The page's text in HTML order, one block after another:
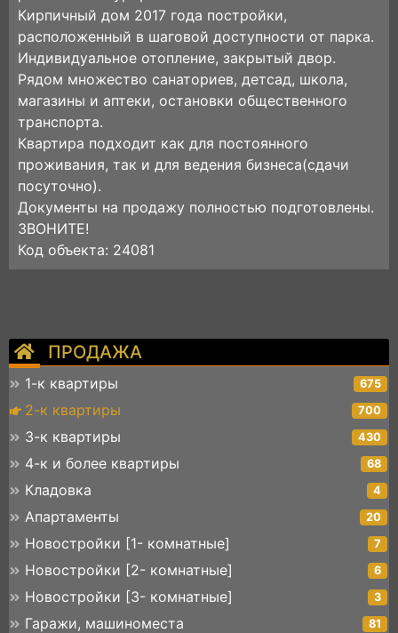
ПРОДАЖА
1-к квартиры 675
2-к квартиры 700
3-к квартиры 430
4-к и более квартиры 68
Кладовка 4
Апартаменты 20
Новостройки [1- комнатные] 7
Новостройки [2- комнатные] 6
Новостройки [3- комнатные] 3
Гаражи, машиноместа 81
Кирпичный дом 2017 года постройки,
расположенный в шаговой доступности от парка.
Индивидуальное отопление, закрытый двор.
Рядом множество санаториев, детсад, школа,
магазины и аптеки, остановки общественного
транспорта.
Квартира подходит как для постоянного
проживания, так и для ведения бизнеса(сдачи
посуточно).
Документы на продажу полностью подготовлены.
ЗВОНИТЕ!
Код объекта: 24081